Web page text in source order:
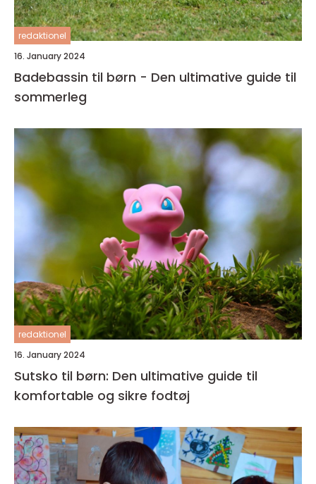
redaktionel
16. January 2024
Badebassin til børn - Den ultimative guide til
sommerleg
redaktionel
16. January 2024
Sutsko til børn: Den ultimative guide til
komfortable og sikre fodtøj